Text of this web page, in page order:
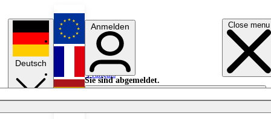
Close menu
Deutsch
English
Français
Anmelden
Sie sind abgemeldet.
Anmelden
Licht aus